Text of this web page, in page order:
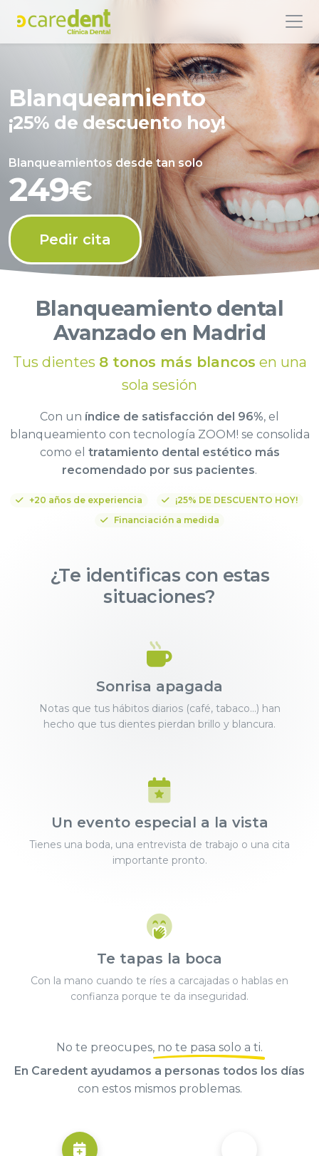
Blanqueamiento
¡25% de descuento hoy!
Blanqueamientos desde tan solo
249€
Pedir cita
Blanqueamiento dental
Avanzado en Madrid
Tus dientes 8 tonos más blancos en una
sola sesión
Con un índice de satisfacción del 96%, el
blanqueamiento con tecnología ZOOM! se consolida
como el tratamiento dental estético más
recomendado por sus pacientes.
+20 años de experiencia
¡25% DE DESCUENTO HOY!
Financiación a medida
¿Te identificas con estas
situaciones?
Sonrisa apagada
Notas que tus hábitos diarios (café, tabaco...) han
hecho que tus dientes pierdan brillo y blancura.
Un evento especial a la vista
Tienes una boda, una entrevista de trabajo o una cita
importante pronto.
Te tapas la boca
Con la mano cuando te ríes a carcajadas o hablas en
confianza porque te da inseguridad.
No te preocupes, no te pasa solo a ti.
En Caredent ayudamos a personas todos los días
con estos mismos problemas.